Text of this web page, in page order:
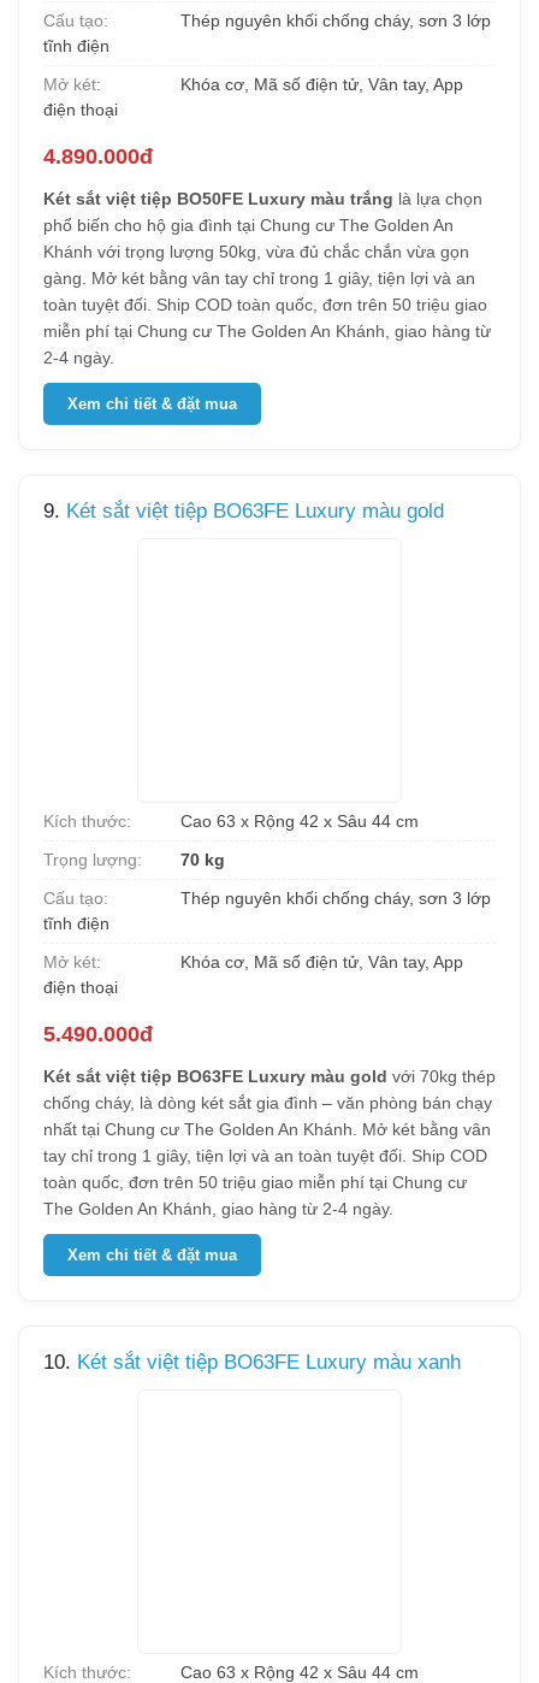
Cấu tạo:
Thép nguyên khối chống cháy, sơn 3 lớp
tĩnh điện
Mở két:
Khóa cơ, Mã số điện tử, Vân tay, App
điện thoại
4.890.000đ
Két sắt việt tiệp BO50FE Luxury màu trắng là lựa chọn
phổ biến cho hộ gia đình tại Chung cư The Golden An
Khánh với trọng lượng 50kg, vừa đủ chắc chắn vừa gọn
gàng. Mở két bằng vân tay chỉ trong 1 giây, tiện lợi và an
toàn tuyệt đối. Ship COD toàn quốc, đơn trên 50 triệu giao
miễn phí tại Chung cư The Golden An Khánh, giao hàng từ
2-4 ngày.
Xem chi tiết & đặt mua
9. Két sắt việt tiệp BO63FE Luxury màu gold
Kích thước:
Cao 63 x Rộng 42 x Sâu 44 cm
Trọng lượng:
70 kg
Cấu tạo:
Thép nguyên khối chống cháy, sơn 3 lớp
tĩnh điện
Mở két:
Khóa cơ, Mã số điện tử, Vân tay, App
điện thoại
5.490.000đ
Két sắt việt tiệp BO63FE Luxury màu gold với 70kg thép
chống cháy, là dòng két sắt gia đình – văn phòng bán chạy
nhất tại Chung cư The Golden An Khánh. Mở két bằng vân
tay chỉ trong 1 giây, tiện lợi và an toàn tuyệt đối. Ship COD
toàn quốc, đơn trên 50 triệu giao miễn phí tại Chung cư
The Golden An Khánh, giao hàng từ 2-4 ngày.
Xem chi tiết & đặt mua
10. Két sắt việt tiệp BO63FE Luxury màu xanh
Kích thước:
Cao 63 x Rộng 42 x Sâu 44 cm